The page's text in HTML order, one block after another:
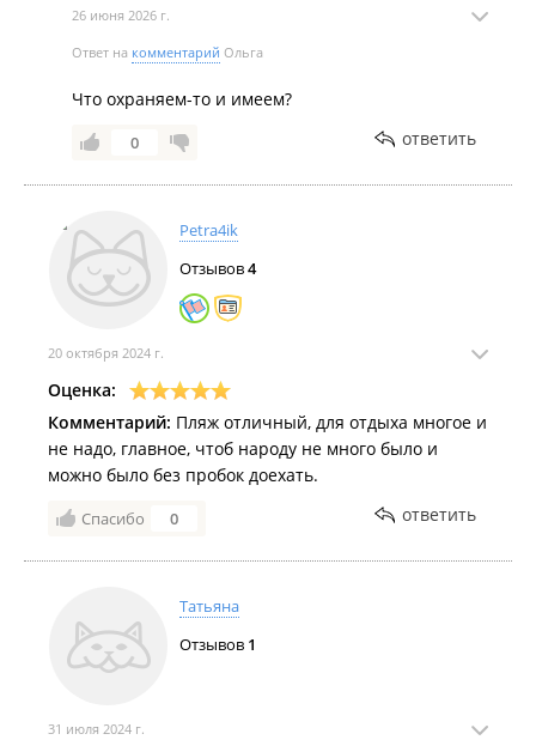
мысе Ахлёстышева пройдёт фестиваль «Собаки города_В».
Дикие гуси сделали короткую остановку на мысе
Праздник на роликах в стиле 80-х и 90-х организовали в
бухте Ахлёстышева.
На волнах – лучшие: на Ахлёстышева прошёл чемпионат
Лето, музыка и море: на Ахлёстышева проходит фестиваль
«Звучание-2025»
На Русском острове временно ограничили проезд
Велодорожку на Ахлёстышева продлят до моря и сделают
видовую с арт-объектом в виде вантового моста.
Инсталляция «Рыбак в лодке» появится в бухте
Ахлёстышева.
Лисы в лодке, рыбак с подсветкой или курс на восход: для
выброшенной на берег Ахлёстышева шхуны выбирают
дизайн.
Во Владивостоке купаться можно только на островных
территориях, но безопасно лишь на Ахлёстышева
Русалке, переехавшей со дна Спортивной набережной на
Русалка со дна Спортивной гавани переехала на пляж
26 июня 2026 г.
Ответ на комментарий Ольга
Что охраняем-то и имеем?
0 ответить
Petra4ik
Отзывов4
20 октября 2024 г.
Оценка:
Комментарий: Пляж отличный, для отдыха многое и
не надо, главное, чтоб народу не много было и
можно было без пробок доехать.
Спасибо 0 ответить
Татьяна
Отзывов 1
31 июля 2024 г.